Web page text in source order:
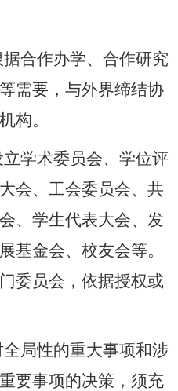
合作办学、合作研究
需要，与外界缔结协
构。
学术委员会、学位评
会、 工会委员会、共
、学生代表大会、发
基金会、校友会等。
委员会，依据授权或
局性的重大事项和涉
要事项的决策，须充